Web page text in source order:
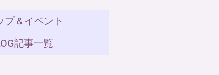
プ＆イベント
記事一覧